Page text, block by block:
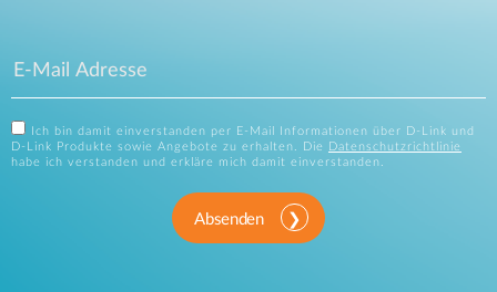
Ich bin damit einverstanden per E-Mail Informationen über D-Link und
D-Link Produkte sowie Angebote zu erhalten. Die
Datenschutzrichtlinie
habe ich verstanden und erkläre mich damit einverstanden.
Absenden